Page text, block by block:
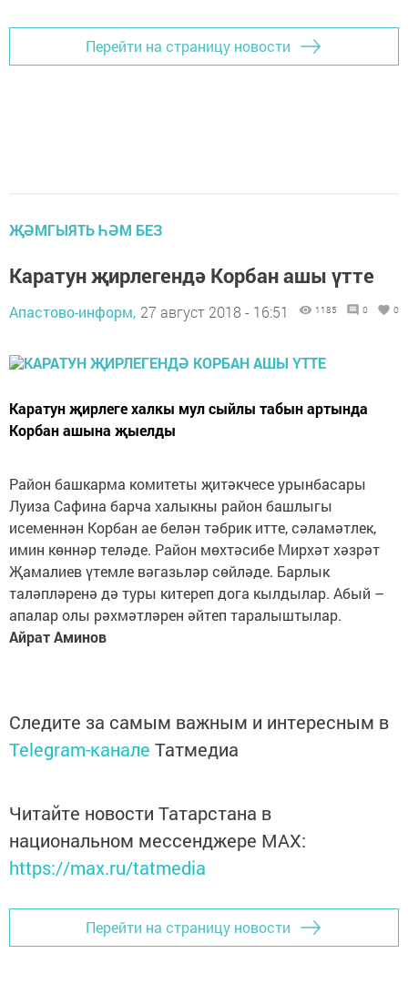
Перейти на страницу новости
ҖӘМГЫЯТЬ ҺӘМ БЕЗ
Каратун җирлегендә Корбан ашы үтте
Апастово-информ, 27 август 2018 - 16:51 1185 0 0
Каратун җирлеге халкы мул сыйлы табын артында
Корбан ашына җыелды
Район башкарма комитеты җитәкчесе урынбасары
Луиза Сафина барча халыкны район башлыгы
исеменнән Корбан ае белән тәбрик итте, сәламәтлек,
имин көннәр теләде. Район мөхтәсибе Мирхәт хәзрәт
Җамалиев үтемле вәгазьләр сөйләде. Барлык
таләпләренә дә туры китереп дога кылдылар. Абый –
апалар олы рәхмәтләрен әйтеп таралыштылар.
Айрат Аминов
Следите за самым важным и интересным в
Telegram-канале Татмедиа
Читайте новости Татарстана в
национальном мессенджере MАХ:
https://max.ru/tatmedia
Перейти на страницу новости